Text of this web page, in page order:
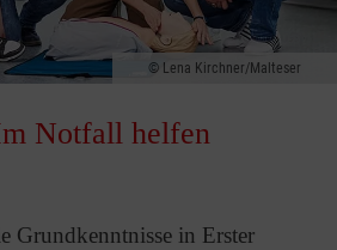
Lena Kirchner/Malteser
Notfall helfen
Grundkenntnisse in Erster